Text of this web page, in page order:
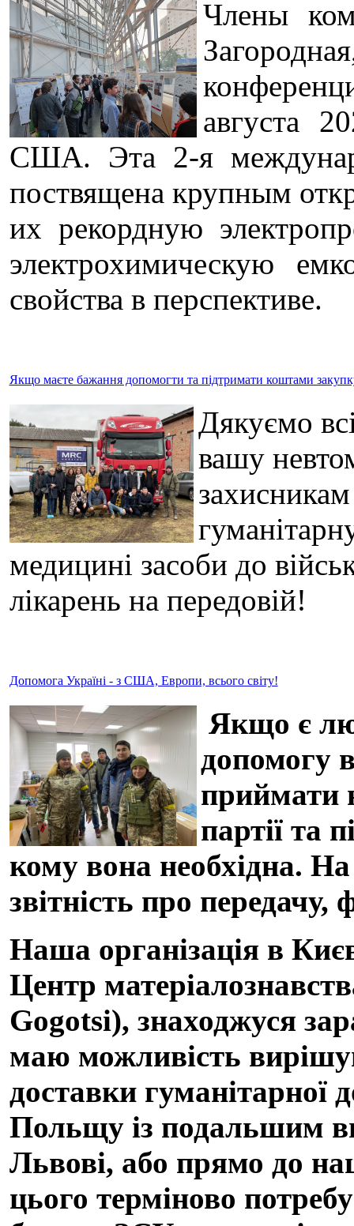
Члены
августа
США. Эта 2-я
поствящена крупным
их рекордную
электрохимическую
свойства в перспективе.
Якщо маєте бажання допомогти та підтримати коштами
Дякуємо
вашу
медицині засоби до
лікарень на передовій!
Допомога Україні - з США, Европи, всього світу!
Якщо є
допомогу
приймати
партії та
кому вона необхідна.
звітність про передачу,
Наша організація в
Центр
Gogotsi), знаходжуся
маю можливість
доставки гуманітарної
Польщу із подальшим
Львові, або прямо до
цього терміново